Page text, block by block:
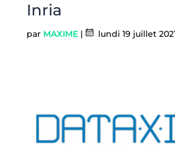
Inria
par MAXIME| lundi 19 juillet